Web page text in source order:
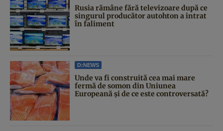
Rusia rămâne fără televizoare după ce
singurul producător autohton a intrat
în faliment
D:NEWS
Unde va fi construită cea mai mare
fermă de somon din Uniunea
Europeană și de ce este controversată?